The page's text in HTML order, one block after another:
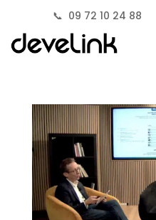
📞 09 72 10 24 88